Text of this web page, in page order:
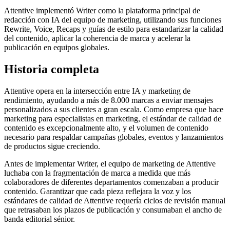
Attentive implementó Writer como la plataforma principal de
redacción con IA del equipo de marketing, utilizando sus funciones
Rewrite, Voice, Recaps y guías de estilo para estandarizar la calidad
del contenido, aplicar la coherencia de marca y acelerar la
publicación en equipos globales.
Historia completa
Attentive opera en la intersección entre IA y marketing de
rendimiento, ayudando a más de 8.000 marcas a enviar mensajes
personalizados a sus clientes a gran escala. Como empresa que hace
marketing para especialistas en marketing, el estándar de calidad de
contenido es excepcionalmente alto, y el volumen de contenido
necesario para respaldar campañas globales, eventos y lanzamientos
de productos sigue creciendo.
Antes de implementar Writer, el equipo de marketing de Attentive
luchaba con la fragmentación de marca a medida que más
colaboradores de diferentes departamentos comenzaban a producir
contenido. Garantizar que cada pieza reflejara la voz y los
estándares de calidad de Attentive requería ciclos de revisión manual
que retrasaban los plazos de publicación y consumaban el ancho de
banda editorial sénior.